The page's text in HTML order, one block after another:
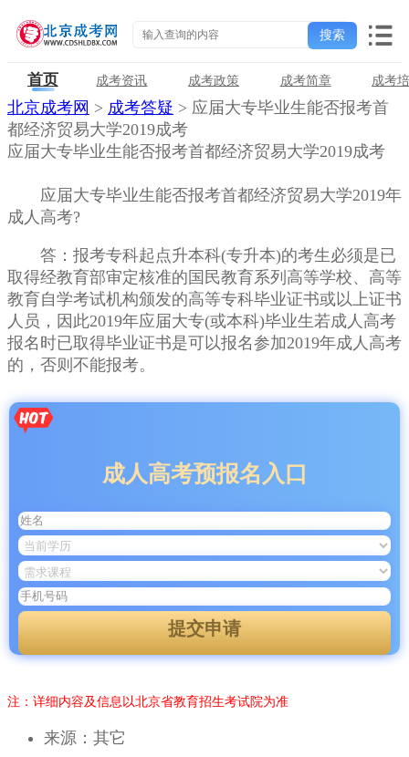
首页 成考资讯 成考政策 成考简章 成考
北京成考网 > 成考答疑 > 应届大专毕业生能否报考首
都经济贸易大学2019成考
应届大专毕业生能否报考首都经济贸易大学2019成考
应届大专毕业生能否报考首都经济贸易大学2019年
成人高考?
答：报考专科起点升本科(专升本)的考生必须是已
取得经教育部审定核准的国民教育系列高等学校、高等
教育自学考试机构颁发的高等专科毕业证书或以上证书
人员，因此2019年应届大专(或本科)毕业生若成人高考
报名时已取得毕业证书是可以报名参加2019年成人高考
的，否则不能报考。
成人高考预报名入口
提交申请
注：详细内容及信息以北京省教育招生考试院为准
来源：其它